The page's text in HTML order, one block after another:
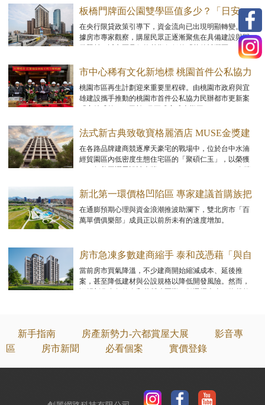
板橋門牌面公園雙學區值多少？「日安
PARK」超優價位狂吸買氣
在央行限貸政策引導下，資金流向已出現明顯轉變。根
據房市專家觀察，購屋民眾正逐漸聚焦在具備建設與開
發題材，近市區且價格基期仍低的「落後補漲區」，以
市中心稀有文化新地標 桃園首件公私協力
都更案「宜雄盛筵」上樑
桃園市區再生計劃迎來重要里程碑。由桃園市政府與宜
雄建設攜手推動的桃園市首件公私協力民辦都市更新案
「宜雄盛筵」，已於1月正式完成上樑工程。
法式新古典致敬寶格麗酒店 MUSE金獎建
築「聚碩仁玉」優雅登場
在各路品牌建商競逐摩天豪宅的戰場中，位於台中水湳
經貿園區內低密度生態住宅區的「聚碩仁玉」，以榮獲
2025年美國謬思設計大獎（MUSE Design Awards）金獎
新北第一環價格凹陷區 專家建議首購族把
握上車機會
在通膨預期心理與資金浪潮推波助瀾下，雙北房市「百
萬單價俱樂部」成員正以前所未有的速度增加。
房市急凍多數建商縮手 泰和茂憑藉「與自
然共融，以科學致美」逆勢翻盤
當前房市買氣降溫，不少建商開始縮減成本、延後推
案，甚至降低建材與公設規格以降低開發風險。然而，
深耕彰化多年的泰和茂營建團隊，卻選擇走上一條截然
新手指南 房產新勢力-六都賞屋大展
影音專
區
房市新聞 必看個案 實價登錄